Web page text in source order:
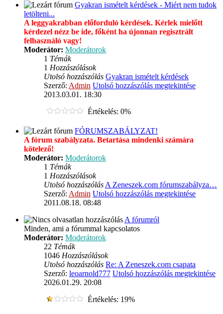
Gyakran ismételt kérdések - Miért nem tudok
letölteni...
A leggyakrabban előforduló kérdések. Kérlek mielőtt
kérdezel nézz be ide, főként ha újonnan regisztrált
felhasználó vagy!
Moderátor: Moderátorok
1 Témák
1 Hozzászólások
Utolsó hozzászólás Gyakran ismételt kérdések
Szerző: Admin Utolsó hozzászólás megtekintése
2013.03.01. 18:30
Értékelés: 0%
FÓRUMSZABÁLYZAT!
A fórum szabályzata. Betartása mindenki számára
kötelező!
Moderátor: Moderátorok
1 Témák
1 Hozzászólások
Utolsó hozzászólásA Zeneszek.com fórumszabályza…
Szerző: Admin Utolsó hozzászólás megtekintése
2011.08.18. 08:48
A fórumról
Minden, ami a fórummal kapcsolatos
Moderátor: Moderátorok
22 Témák
1046 Hozzászólások
Utolsó hozzászólás Re: A Zeneszek.com csapata
Szerző: leoarnold777 Utolsó hozzászólás megtekintése
2026.01.29. 20:08
Értékelés: 19%